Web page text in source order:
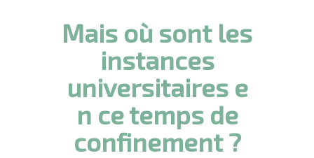
Mais où sont les
instances
universitaires e
n ce temps de
confinement ?